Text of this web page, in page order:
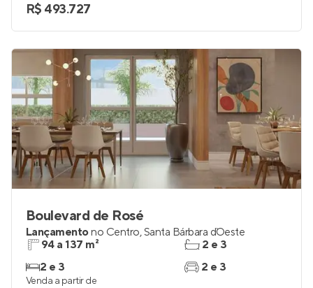
R$ 493.727
Boulevard de Rosé
Lançamentono Centro,Santa Bárbara d`Oeste
94 a 137 m²
2 e 3
2 e 3
2 e 3
Venda a partir de